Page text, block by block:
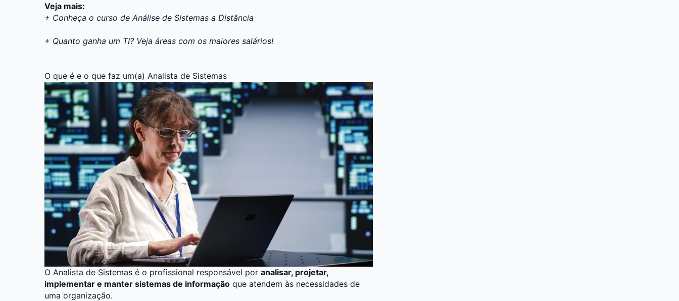
Veja mais:
+ Conheça o curso de Análise de Sistemas a Distância
+ Quanto ganha um TI? Veja áreas com os maiores salários!
O que é e o que faz um(a) Analista de Sistemas
O Analista de Sistemas é o profissional responsável por analisar, projetar,
implementar e manter sistemas de informação que atendem às necessidades de
uma organização.